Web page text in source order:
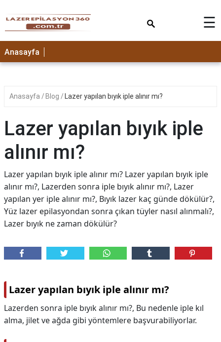
☰
Anasayfa
Anasayfa Blog Lazer yapılan bıyık iple alınır mı?
Lazer yapılan bıyık iple
alınır mı?
Lazer yapılan bıyık iple alınır mı? Lazer yapılan bıyık iple
alınır mı?, Lazerden sonra iple bıyık alınır mı?, Lazer
yapılan yer iple alınır mı?, Bıyık lazer kaç günde dökülür?,
Yüz lazer epilasyondan sonra çıkan tüyler nasıl alınmalı?,
Lazer bıyık ne zaman dökülür?
Lazer yapılan bıyık iple alınır mı?
Lazerden sonra iple bıyık alınır mı?, Bu nedenle iple kıl
alma, jilet ve ağda gibi yöntemlere başvurabiliyorlar.